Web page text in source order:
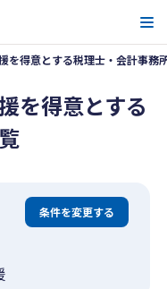
を得意とする税理士・会計事務
を得意とする
条件を変更する